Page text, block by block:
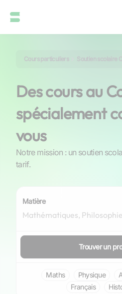
Cours particuliers Soutien scolaire
Des cours au
spécialement
vous
Notre mission : un soutien
tarif.
Matière
Trouver un
Maths Physique
Français